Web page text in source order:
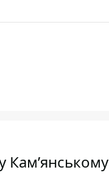
Кам’янському